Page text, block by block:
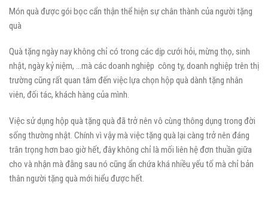
Món quà được gói bọc cẩn thận thể hiện sự chân thành của người tặng
quà
Quà tặng ngày nay không chỉ có trong các dịp cưới hỏi, mừng thọ, sinh
nhật, ngày kỷ niệm, …mà các doanh nghiệp công ty, doanh nghiệp trên thị
trường cũng rất quan tâm đến việc lựa chọn hộp quà dành tặng nhân
viên, đối tác, khách hàng của mình.
Việc sử dụng hộp quà tặng quà đã trở nên vô cùng thông dụng trong đời
sống thường nhật. Chính vì vậy mà việc tặng quà lại càng trở nên đáng
trân trọng hơn bao giờ hết, đây không chỉ là mối liên hệ đơn thuần giữa
cho và nhận mà đằng sau nó cũng ẩn chứa khá nhiều yếu tố mà chỉ bản
thân người tặng quà mới hiểu được hết.